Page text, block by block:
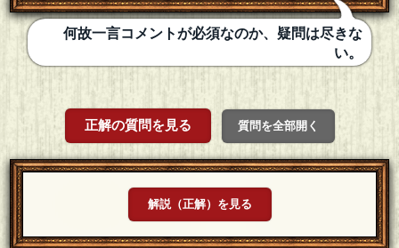
何故一言コメントが必須なのか、疑問は尽きな
い。
正解の質問を見る 質問を全部開く
解説（正解）を見る